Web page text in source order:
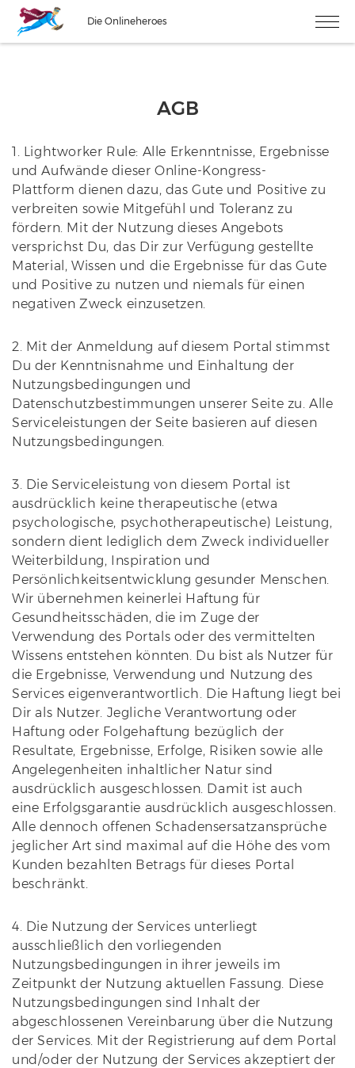
Die Onlineheroes
AGB
1. Lightworker Rule: Alle Erkenntnisse, Ergebnisse
und Aufwände dieser Online-Kongress-
Plattform dienen dazu, das Gute und Positive zu
verbreiten sowie Mitgefühl und Toleranz zu
fördern. Mit der Nutzung dieses Angebots
versprichst Du, das Dir zur Verfügung gestellte
Material, Wissen und die Ergebnisse für das Gute
und Positive zu nutzen und niemals für einen
negativen Zweck einzusetzen.
2. Mit der Anmeldung auf diesem Portal stimmst
Du der Kenntnisnahme und Einhaltung der
Nutzungsbedingungen und
Datenschutzbestimmungen unserer Seite zu. Alle
Serviceleistungen der Seite basieren auf diesen
Nutzungsbedingungen.
3. Die Serviceleistung von diesem Portal ist
ausdrücklich keine therapeutische (etwa
psychologische, psychotherapeutische) Leistung,
sondern dient lediglich dem Zweck individueller
Weiterbildung, Inspiration und
Persönlichkeitsentwicklung gesunder Menschen.
Wir übernehmen keinerlei Haftung für
Gesundheitsschäden, die im Zuge der
Verwendung des Portals oder des vermittelten
Wissens entstehen könnten. Du bist als Nutzer für
die Ergebnisse, Verwendung und Nutzung des
Services eigenverantwortlich. Die Haftung liegt bei
Dir als Nutzer. Jegliche Verantwortung oder
Haftung oder Folgehaftung bezüglich der
Resultate, Ergebnisse, Erfolge, Risiken sowie alle
Angelegenheiten inhaltlicher Natur sind
ausdrücklich ausgeschlossen. Damit ist auch
eine Erfolgsgarantie ausdrücklich ausgeschlossen.
Alle dennoch offenen Schadensersatzansprüche
jeglicher Art sind maximal auf die Höhe des vom
Kunden bezahlten Betrags für dieses Portal
beschränkt.
4. Die Nutzung der Services unterliegt
ausschließlich den vorliegenden
Nutzungsbedingungen in ihrer jeweils im
Zeitpunkt der Nutzung aktuellen Fassung. Diese
Nutzungsbedingungen sind Inhalt der
abgeschlossenen Vereinbarung über die Nutzung
der Services. Mit der Registrierung auf dem Portal
und/oder der Nutzung der Services akzeptiert der